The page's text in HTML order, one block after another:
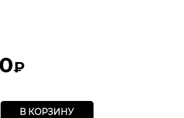
₽
В КОРЗИНУ